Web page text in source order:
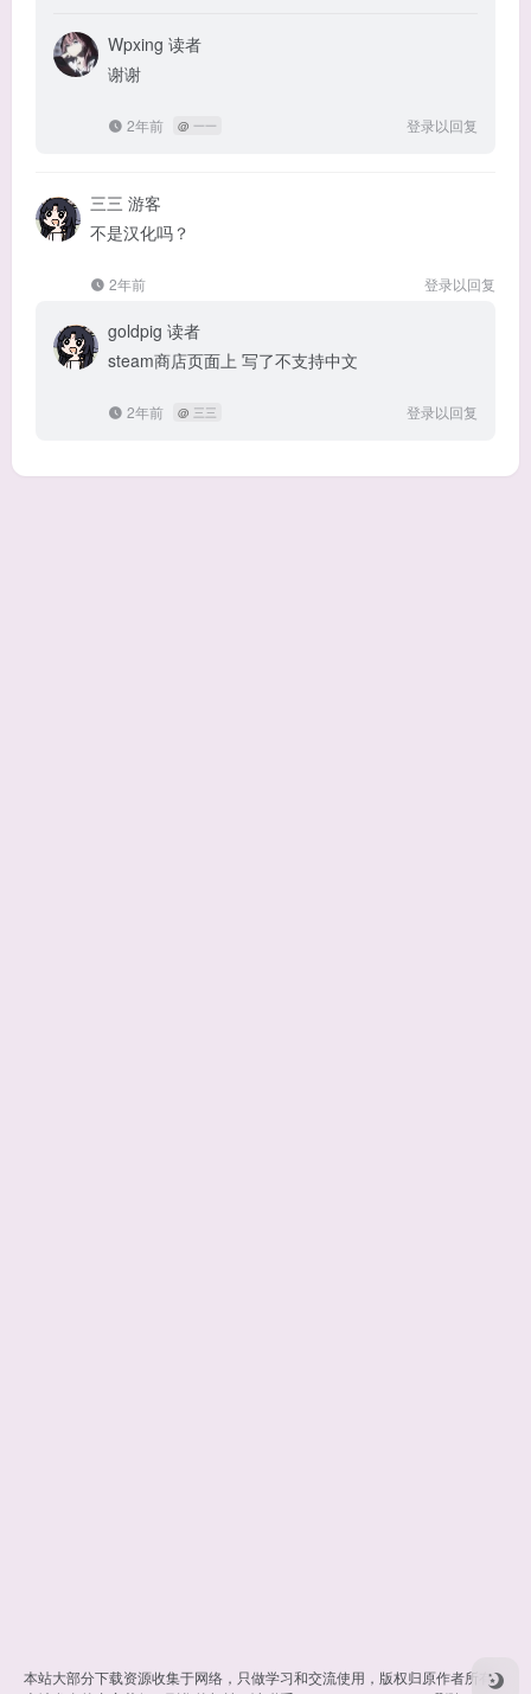
Wpxing 读者
谢谢
2年前 @ 一一 登录以回复
三三 游客
不是汉化吗？
2年前 登录以回复
goldpig 读者
steam商店页面上 写了不支持中文
2年前 @ 三三 登录以回复
本站大部分下载资源收集于网络，只做学习和交流使用，版权归原作者所有。